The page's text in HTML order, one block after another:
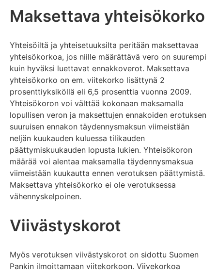
Maksettava yhteisökorko
Yhteisöiltä ja yhteisetuuksilta peritään maksettavaa
yhteisökorkoa, jos niille määrättävä vero on suurempi
kuin hyväksi luettavat ennakkoverot. Maksettava
yhteisökorko on em. viitekorko lisättynä 2
prosenttiyksiköllä eli 6,5 prosenttia vuonna 2009.
Yhteisökoron voi välttää kokonaan maksamalla
lopullisen veron ja maksettujen ennakoiden erotuksen
suuruisen ennakon täydennysmaksun viimeistään
neljän kuukauden kuluessa tilikauden
päättymiskuukauden lopusta lukien. Yhteisökoron
määrää voi alentaa maksamalla täydennysmaksua
viimeistään kuukautta ennen verotuksen päättymistä.
Maksettava yhteisökorko ei ole verotuksessa
vähennyskelpoinen.
Viivästyskorot
Myös verotuksen viivästyskorot on sidottu Suomen
Pankin ilmoittamaan viitekorkoon. Viivekorkoa